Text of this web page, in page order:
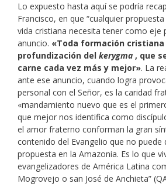
Lo expuesto hasta aquí se podría
Francisco, en que “cualquier
vida cristiana necesita tener como eje
anuncio. «Toda formación
profundización del kerygma , que
carne cada vez más y mejor». La
ante ese anuncio, cuando logra
personal con el Señor, es la caridad
«mandamiento nuevo que es el
que mejor nos identifica como
el amor fraterno conforman la gran
contenido del Evangelio que no puede
propuesta en la Amazonia. Es lo que
evangelizadores de América Latina
Mogrovejo o san José de Anchieta”